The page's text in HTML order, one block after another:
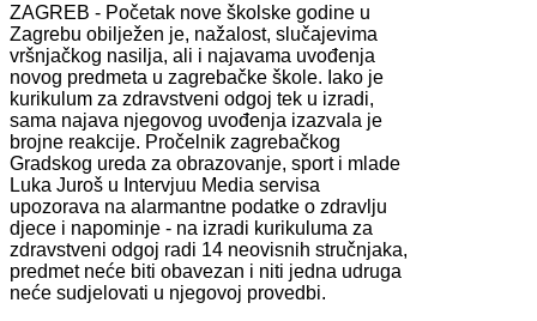
ZAGREB - Početak nove školske godine u
Zagrebu obilježen je, nažalost, slučajevima
vršnjačkog nasilja, ali i najavama uvođenja
novog predmeta u zagrebačke škole. Iako je
kurikulum za zdravstveni odgoj tek u izradi,
sama najava njegovog uvođenja izazvala je
brojne reakcije. Pročelnik zagrebačkog
Gradskog ureda za obrazovanje, sport i mlade
Luka Juroš u Intervjuu Media servisa
upozorava na alarmantne podatke o zdravlju
djece i napominje - na izradi kurikuluma za
zdravstveni odgoj radi 14 neovisnih stručnjaka,
predmet neće biti obavezan i niti jedna udruga
neće sudjelovati u njegovoj provedbi.